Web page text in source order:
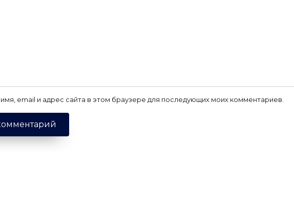
email и адрес сайта в этом браузере для последующих моих комментариев.